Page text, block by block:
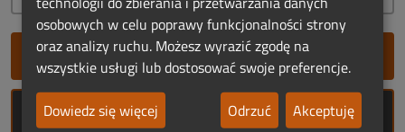
SZYBKIE DODANIE NEKROLOGU
ROCZNICE ŚMIERCI
osobowych w celu poprawy funkcjonalności strony
oraz analizy ruchu. Możesz wyrazić zgodę na
wszystkie usługi lub dostosować swoje preferencje.
Dowiedz się więcej
Odrzuć Akceptuję